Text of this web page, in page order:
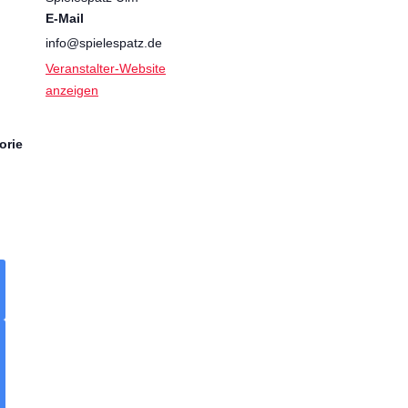
E-Mail
info@spielespatz.de
Veranstalter-Website
anzeigen